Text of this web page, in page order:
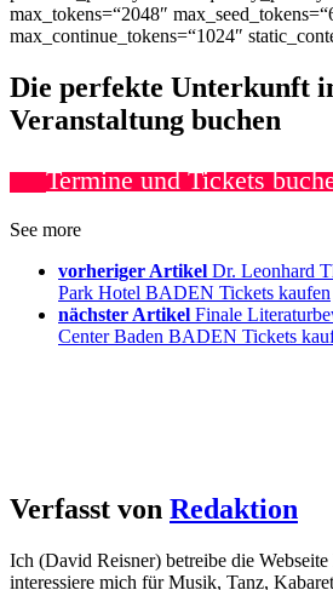
max_tokens=“2048″
max_continue_tokens=“1024″
Die perfekte Unterkunft
Veranstaltung buchen
Termine und Tickets
See more
vorheriger Artikel Dr. Leonhard
Park Hotel BADEN Tickets kaufen
nächster Artikel Finale
Center Baden BADEN Tickets
Verfasst von Redaktion
Ich (David Reisner) betreibe die
interessiere mich für Musik, Tanz,